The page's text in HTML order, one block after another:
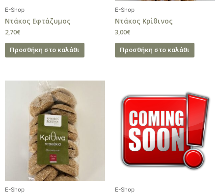
E-Shop
Ντάκος Εφτάζυμος
2,70€
Προσθήκη στο καλάθι
E-Shop
Ντάκος Κρίθινος
3,00€
Προσθήκη στο καλάθι
E-Shop E-Shop